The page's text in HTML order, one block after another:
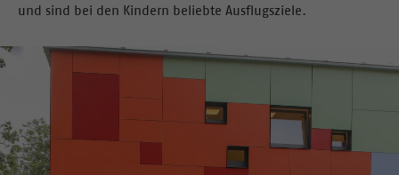
und sind bei den Kindern beliebte Ausflugsziele.